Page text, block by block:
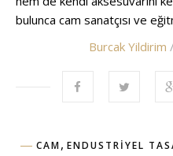
bulunca cam sanatçısı ve
Burcak Yildirim
CAM, ENDUSTRIYEL